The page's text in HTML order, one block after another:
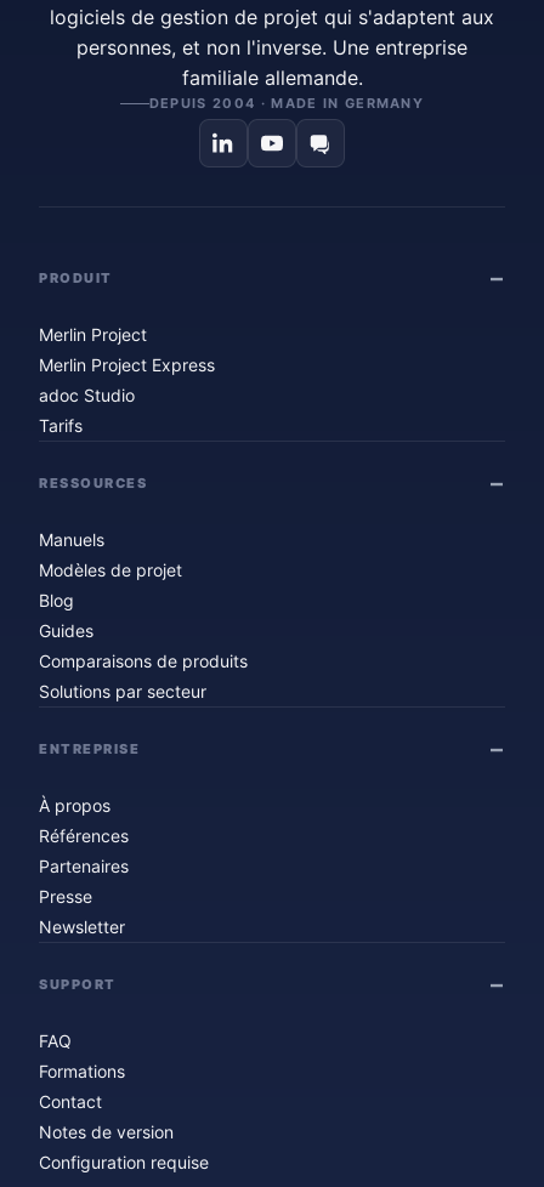
logiciels de gestion de projet qui s'adaptent aux
personnes, et non l'inverse. Une entreprise
familiale allemande.
DEPUIS 2004 · MADE IN GERMANY
PRODUIT
Merlin Project
Merlin Project Express
adoc Studio
Tarifs
RESSOURCES
Manuels
Modèles de projet
Blog
Guides
Comparaisons de produits
Solutions par secteur
ENTREPRISE
À propos
Références
Partenaires
Presse
Newsletter
SUPPORT
FAQ
Formations
Contact
Notes de version
Configuration requise